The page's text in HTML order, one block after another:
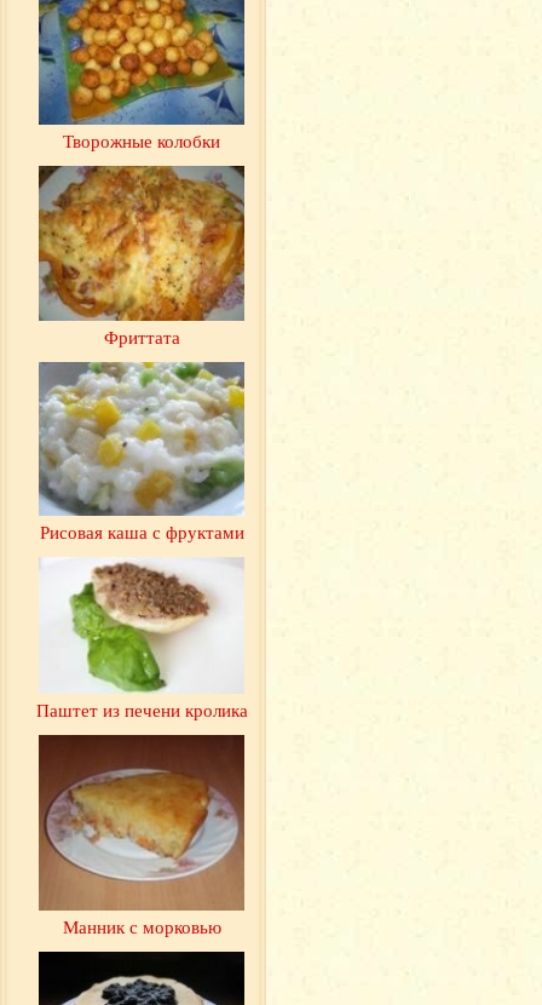
Творожные колобки
Фриттата
Рисовая каша с фруктами
Паштет из печени кролика
Манник с морковью